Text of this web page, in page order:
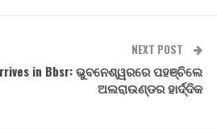
NEXT POST
in Bbsr: ଭୁବନେଶ୍ୱରରେ ପହଞ୍ଚିଲେ
ଅଲରାଉଣ୍ଡର ହାର୍ଦ୍ଦିକ